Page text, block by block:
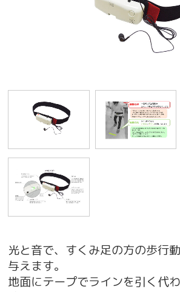
光と音で、すくみ足の方の歩行
与えます。
地面にテープでラインを引く代